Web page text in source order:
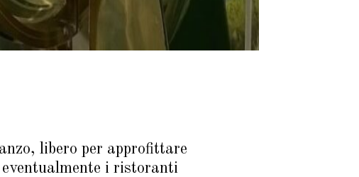
libero per approfittare
eventualmente i ristoranti